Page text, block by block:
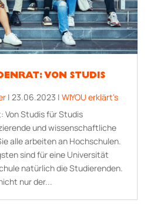
VON STUDIS
| 23.06.2023 | WIYOU erklärt's
Von Studis für Stu­dis
und wissen­schaft­liche
alle arbeiten an Hochschulen.
sind für eine Universität
natürlich die Studierenden.
nur der...